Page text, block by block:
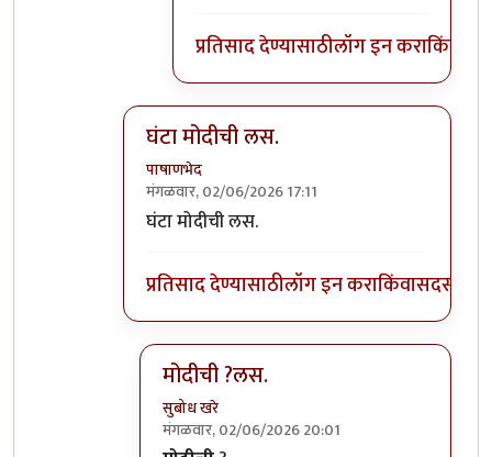
प्रतिसाद देण्यासाठीलॉग इन कराकिंवा
घंटा मोदीची लस.
पाषाणभेद
मंगळवार, 02/06/2026 17:11
In reply toमोदींची लस हा काय नवीन…
घंटा मोदीची लस.
प्रतिसाद देण्यासाठीलॉग इन कराकिंवासदस्य व्हा
मोदीची ?लस.
सुबोध खरे
मंगळवार, 02/06/2026 20:01